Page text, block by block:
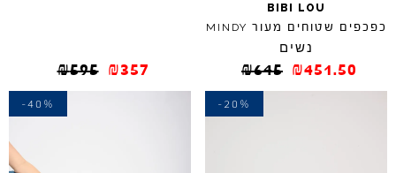
BIBI LOU
כפכפים שטוחים מעור MINDY
נשים
₪645 ₪451.50
₪595 ₪357
-20%
-40%